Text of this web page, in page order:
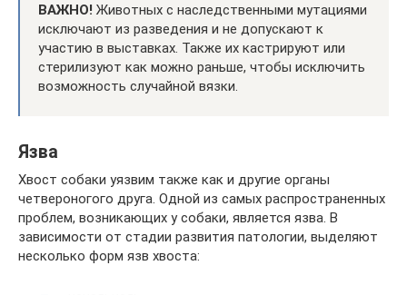
ВАЖНО! Животных с наследственными мутациями
исключают из разведения и не допускают к
участию в выставках. Также их кастрируют или
стерилизуют как можно раньше, чтобы исключить
возможность случайной вязки.
Язва
Хвост собаки уязвим также как и другие органы
четвероногого друга. Одной из самых распространенных
проблем, возникающих у собаки, является язва. В
зависимости от стадии развития патологии, выделяют
несколько форм язв хвоста: